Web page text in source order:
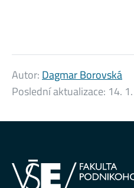
Autor: Dagmar Borovská
Poslední aktualizace: 14.